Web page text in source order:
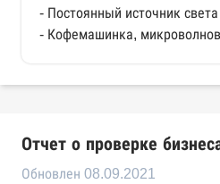
- Постоянный источник
- Кофемашинка,
Отчет о проверке
Обновлен 08.09.2021